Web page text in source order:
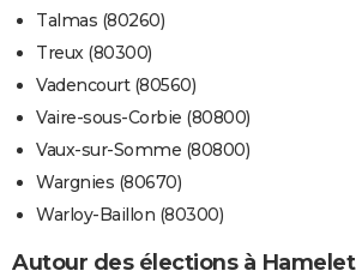
Talmas (80260)
Treux (80300)
Vadencourt (80560)
Vaire-sous-Corbie (80800)
Vaux-sur-Somme (80800)
Wargnies (80670)
Warloy-Baillon (80300)
Autour des élections à Hamelet